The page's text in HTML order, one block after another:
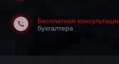
Бесплатная
бухгалтера